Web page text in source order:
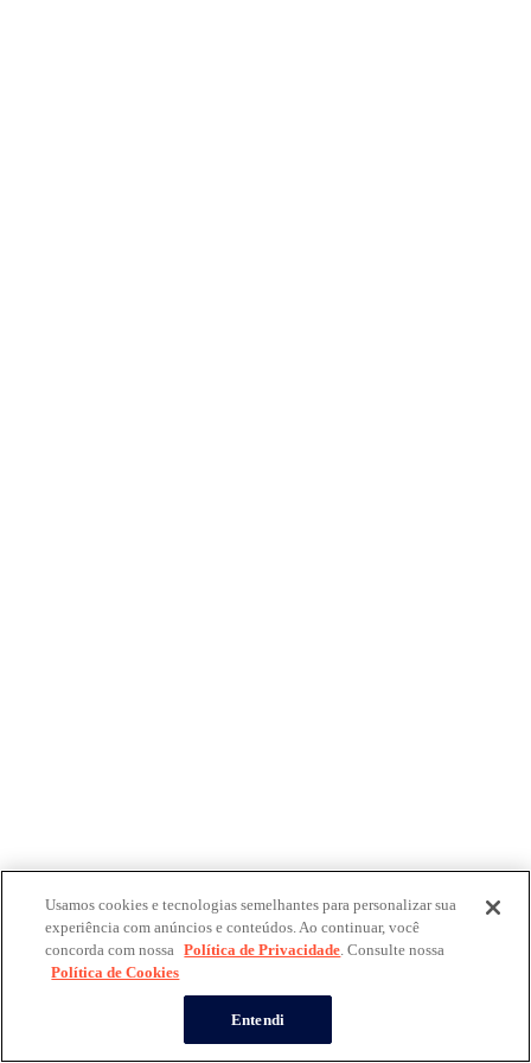
Usamos cookies e tecnologias semelhantes para personalizar sua
experiência com anúncios e conteúdos. Ao continuar, você
concorda com nossa Política de Privacidade. Consulte nossa
Política de Cookies
Entendi